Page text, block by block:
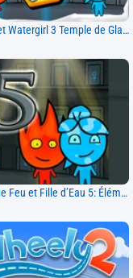
Fireboy et Watergirl 3 Temple de Glace
Garçon de Feu et Fille d’Eau 5: Éléments